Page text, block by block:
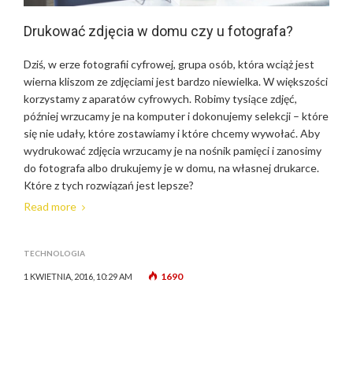
Drukować zdjęcia w domu czy u fotografa?
Dziś, w erze fotografii cyfrowej, grupa osób, która wciąż jest
wierna kliszom ze zdjęciami jest bardzo niewielka. W większości
korzystamy z aparatów cyfrowych. Robimy tysiące zdjęć,
później wrzucamy je na komputer i dokonujemy selekcji – które
się nie udały, które zostawiamy i które chcemy wywołać. Aby
wydrukować zdjęcia wrzucamy je na nośnik pamięci i zanosimy
do fotografa albo drukujemy je w domu, na własnej drukarce.
Które z tych rozwiązań jest lepsze?
Read more
TECHNOLOGIA
1 KWIETNIA, 2016, 10:29 AM 1690